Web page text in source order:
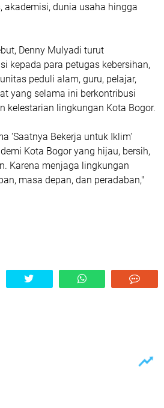
akademisi, dunia usaha hingga
Denny Mulyadi turut
kepada para petugas kebersihan,
peduli alam, guru, pelajar,
yang selama ini berkontribusi
kelestarian lingkungan Kota Bogor.
'Saatnya Bekerja untuk Iklim'
Kota Bogor yang hijau, bersih,
Karena menjaga lingkungan
masa depan, dan peradaban,"